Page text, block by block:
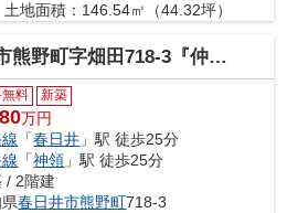
土地面積：146.54㎡（44.32坪）
字畑田718-3『仲介料無料』新築戸建て
料 新築
万円
「春日井 」駅 徒歩25分
「神領 」駅 徒歩25分
/ 2階建
春日井市熊野町718-3